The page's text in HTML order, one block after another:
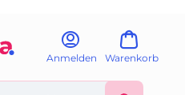
Anmelden Warenkorb